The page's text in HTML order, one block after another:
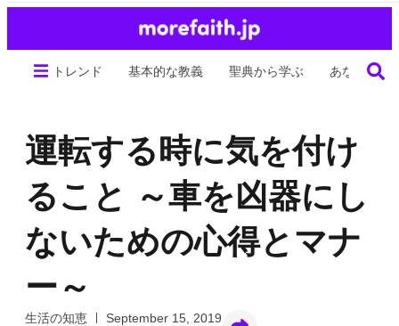
トレンド 基本的な教義 聖典から学ぶ あなたの生
運転する時に気を付け
ること ～車を凶器にし
ないための心得とマナ
ー～
生活の知恵 September 15, 2019